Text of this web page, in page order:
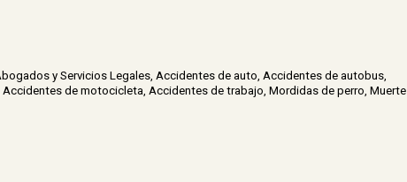
y Servicios Legales, Accidentes de auto, Accidentes de autobus,
Accidentes de motocicleta, Accidentes de trabajo, Mordidas de perro, Muerte